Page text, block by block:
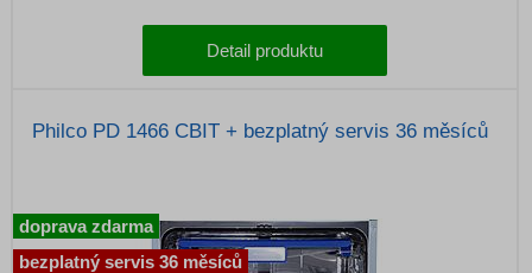
Detail produktu
Philco PD 1466 CBIT + bezplatný servis 36 měsíců
doprava zdarma
bezplatný servis 36 měsíců